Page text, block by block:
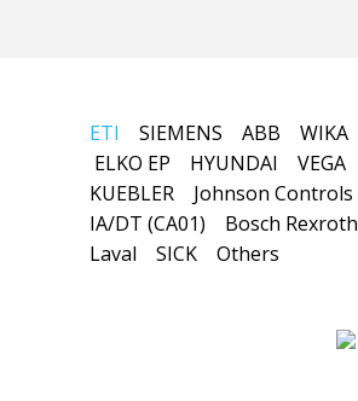
ETI SIEMENS ABB WIKA
ELKO EP
HYUNDAI VEGA
KUEBLER
Johnson Controls
IA/DT (CA01)
Bosch Rexroth
Laval
SICK Others